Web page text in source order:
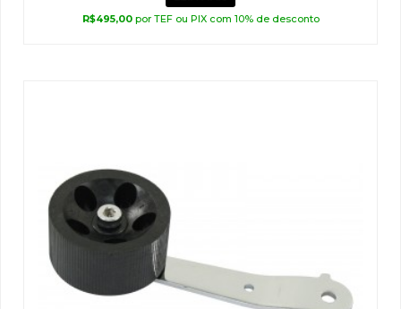
R$495,00 por TEF ou PIX com 10% de desconto